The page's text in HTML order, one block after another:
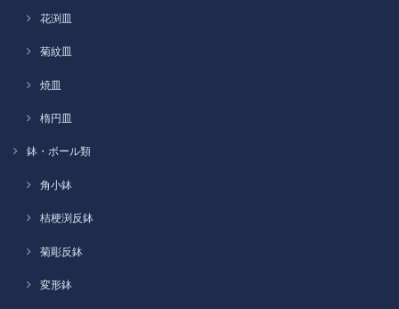
花渕皿
菊紋皿
焼皿
楕円皿
鉢・ボール類
角小鉢
桔梗渕反鉢
菊彫反鉢
変形鉢